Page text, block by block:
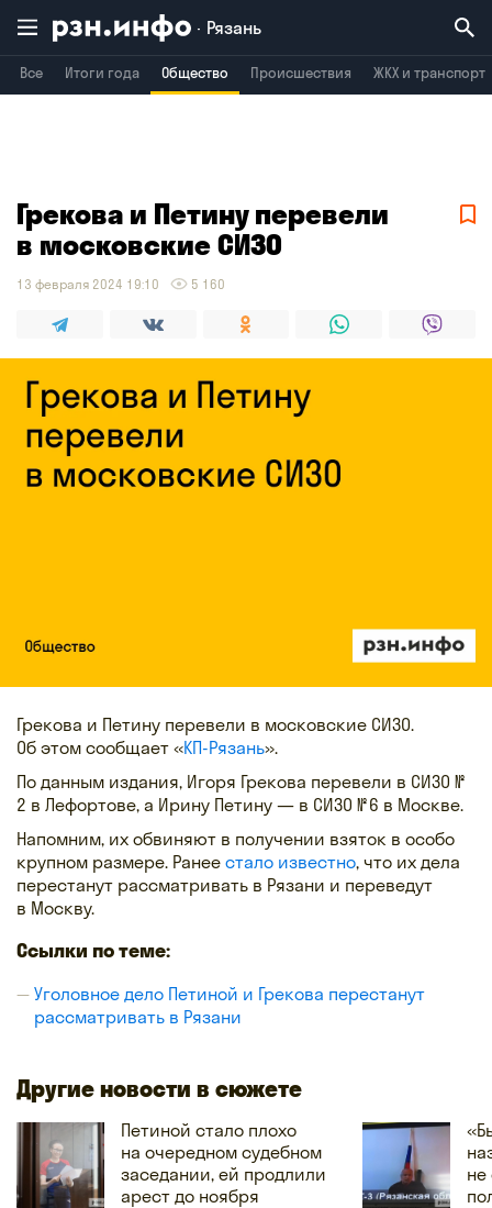
Рязань
Все Итоги года Общество Происшествия ЖКХ и транспорт
Воронеж Брянск
Грекова и Петину перевели
в московские СИЗО
13 февраля 2024 19:10 5 160
Грекова и Петину перевели в московские СИЗО.
Об этом сообщает «КП-Рязань».
По данным издания, Игоря Грекова перевели в СИЗО №
2 в Лефортове, а Ирину Петину — в СИЗО № 6 в Москве.
Напомним, их обвиняют в получении взяток в особо
крупном размере. Ранее стало известно, что их дела
перестанут рассматривать в Рязани и переведут
в Москву.
Ссылки по теме:
Уголовное дело Петиной и Грекова перестанут
рассматривать в Рязани
Другие новости в сюжете
Петиной стало плохо
на очередном судебном
заседании, ей продлили
арест до ноября
не